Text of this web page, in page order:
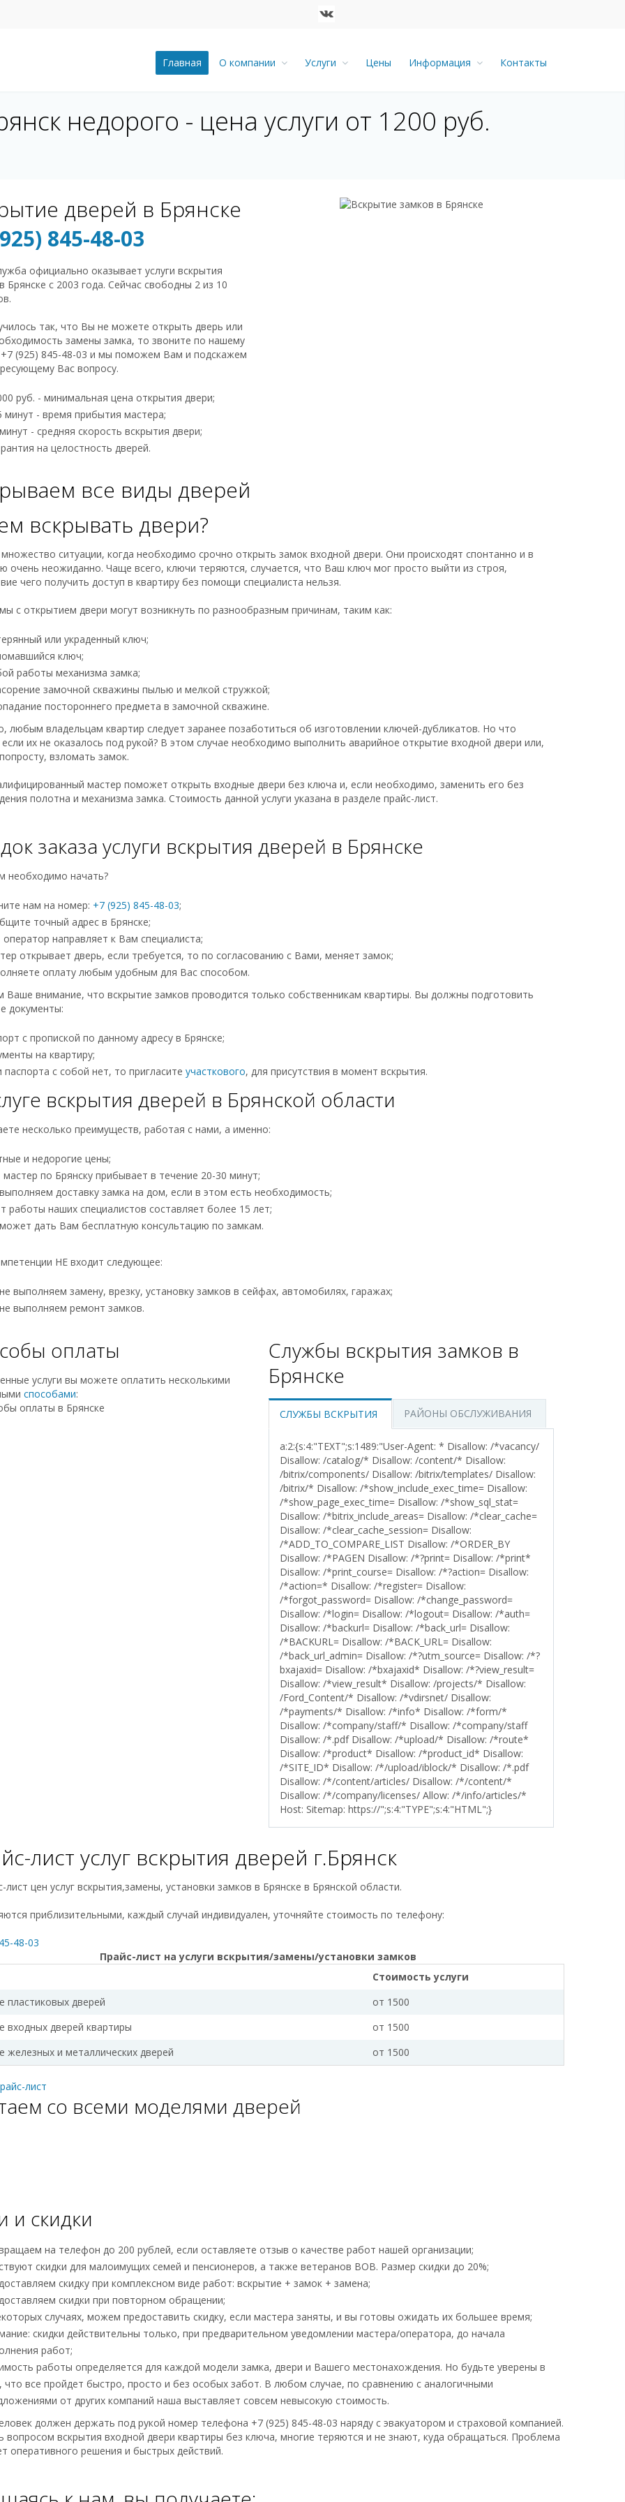
Главная О компании Услуги Цены Информация Контакты
недорого - цена услуги от 1200 руб.
дверей в Брянске
845-48-03
официально оказывает услуги вскрытия
Брянске с 2003 года. Сейчас свободны 2 из 10
так, что Вы не можете открыть дверь или
замены замка, то звоните по нашему
(925) 845-48-03 и мы поможем Вам и подскажем
Вас вопросу.
руб. - минимальная цена открытия двери;
минут - время прибытия мастера;
- средняя скорость вскрытия двери;
на целостность дверей.
все виды дверей
вскрывать двери?
ситуации, когда необходимо срочно открыть замок входной двери. Они происходят спонтанно и в
очень неожиданно. Чаще всего, ключи теряются, случается, что Ваш ключ мог просто выйти из строя,
чего получить доступ в квартиру без помощи специалиста нельзя.
с открытием двери могут возникнуть по разнообразным причинам, таким как:
или украденный ключ;
ключ;
работы механизма замка;
замочной скважины пылью и мелкой стружкой;
постороннего предмета в замочной скважине.
любым владельцам квартир следует заранее позаботиться об изготовлении ключей-дубликатов. Но что
их не оказалось под рукой? В этом случае необходимо выполнить аварийное открытие входной двери или,
взломать замок.
мастер поможет открыть входные двери без ключа и, если необходимо, заменить его без
полотна и механизма замка. Стоимость данной услуги указана в разделе прайс-лист.
заказа услуги вскрытия дверей в Брянске
необходимо начать?
нам на номер: +7 (925) 845-48-03;
точный адрес в Брянске;
направляет к Вам специалиста;
открывает дверь, если требуется, то по согласованию с Вами, меняет замок;
оплату любым удобным для Вас способом.
внимание, что вскрытие замков проводится только собственникам квартиры. Вы должны подготовить
документы:
с пропиской по данному адресу в Брянске;
на квартиру;
паспорта с собой нет, то пригласите участкового, для присутствия в момент вскрытия.
вскрытия дверей в Брянской области
несколько преимуществ, работая с нами, а именно:
и недорогие цены;
по Брянску прибывает в течение 20-30 минут;
доставку замка на дом, если в этом есть необходимость;
работы наших специалистов составляет более 15 лет;
дать Вам бесплатную консультацию по замкам.
НЕ входит следующее:
выполняем замену, врезку, установку замков в сейфах, автомобилях, гаражах;
выполняем ремонт замков.
оплаты
услуги вы можете оплатить несколькими
способами:
Службы вскрытия замков в
Брянске
СЛУЖБЫ ВСКРЫТИЯ РАЙОНЫ ОБСЛУЖИВАНИЯ
a:2:{s:4:"TEXT";s:1489:"User-Agent: * Disallow: /*vacancy/
Disallow: /catalog/* Disallow: /content/* Disallow:
/bitrix/components/ Disallow: /bitrix/templates/ Disallow:
/bitrix/* Disallow: /*show_include_exec_time= Disallow:
/*show_page_exec_time= Disallow: /*show_sql_stat=
Disallow: /*bitrix_include_areas= Disallow: /*clear_cache=
Disallow: /*clear_cache_session= Disallow:
/*ADD_TO_COMPARE_LIST Disallow: /*ORDER_BY
Disallow: /*PAGEN Disallow: /*?print= Disallow: /*print*
Disallow: /*print_course= Disallow: /*?action= Disallow:
/*action=* Disallow: /*register= Disallow:
/*forgot_password= Disallow: /*change_password=
Disallow: /*login= Disallow: /*logout= Disallow: /*auth=
Disallow: /*backurl= Disallow: /*back_url= Disallow:
/*BACKURL= Disallow: /*BACK_URL= Disallow:
/*back_url_admin= Disallow: /*?utm_source= Disallow: /*?
bxajaxid= Disallow: /*bxajaxid* Disallow: /*?view_result=
Disallow: /*view_result* Disallow: /projects/* Disallow:
/Ford_Content/* Disallow: /*vdirsnet/ Disallow:
/*payments/* Disallow: /*info* Disallow: /*form/*
Disallow: /*company/staff/* Disallow: /*company/staff
Disallow: /*.pdf Disallow: /*upload/* Disallow: /*route*
Disallow: /*product* Disallow: /*product_id* Disallow:
/*SITE_ID* Disallow: /*/upload/iblock/* Disallow: /*.pdf
Disallow: /*/content/articles/ Disallow: /*/content/*
Disallow: /*/company/licenses/ Allow: /*/info/articles/*
Host: Sitemap: https://";s:4:"TYPE";s:4:"HTML";}
лист услуг вскрытия дверей г.Брянск
цен услуг вскрытия,замены, установки замков в Брянске в Брянской области.
приблизительными, каждый случай индивидуален, уточняйте стоимость по телефону:
48-03
Прайс-лист на услуги вскрытия/замены/установки замков
Стоимость услуги
пластиковых дверей
от 1500
входных дверей квартиры
от 1500
железных и металлических дверей
от 1500
лист
со всеми моделями дверей
и скидки
на телефон до 200 рублей, если оставляете отзыв о качестве работ нашей организации;
скидки для малоимущих семей и пенсионеров, а также ветеранов ВОВ. Размер скидки до 20%;
скидку при комплексном виде работ: вскрытие + замок + замена;
скидки при повторном обращении;
случаях, можем предоставить скидку, если мастера заняты, и вы готовы ожидать их большее время;
скидки действительны только, при предварительном уведомлении мастера/оператора, до начала
работ;
работы определяется для каждой модели замка, двери и Вашего местонахождения. Но будьте уверены в
что все пройдет быстро, просто и без особых забот. В любом случае, по сравнению с аналогичными
от других компаний наша выставляет совсем невысокую стоимость.
должен держать под рукой номер телефона +7 (925) 845-48-03 наряду с эвакуатором и страховой компанией.
вопросом вскрытия входной двери квартиры без ключа, многие теряются и не знают, куда обращаться. Проблема
оперативного решения и быстрых действий.